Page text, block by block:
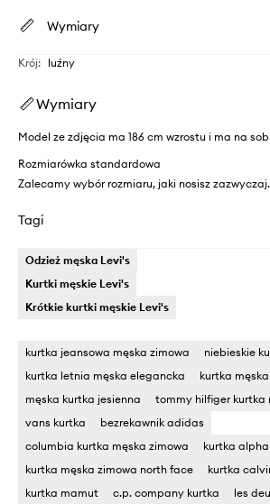
Wymiary
Krój: luźny
Wymiary
Model ze zdjęcia ma 186 cm wzrostu i ma na
Rozmiarówka standardowa
Zalecamy wybór rozmiaru, jaki nosisz zazwyczaj.
Tagi
Odzież męska Levi's
Kurtki męskie Levi's
Krótkie kurtki męskie Levi's
kurtka jeansowa męska zimowa
niebieskie
kurtka letnia męska elegancka
kurtka
męska kurtka jesienna
tommy hilfiger kurtka
vans kurtka
bezrekawnik adidas
columbia kurtka męska zimowa
kurtka
kurtka męska zimowa north face
kurtka
kurtka mamut
c.p. company kurtka
les